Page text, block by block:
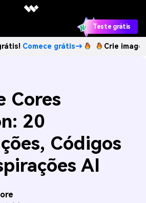
Teste grátis
grátis→ Crie imagens com IA
Cores
20
Códigos
AI